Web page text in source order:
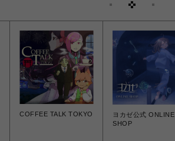
COFFEE TALK TOKYO
ヨカゼ公式 ONLINE
SHOP